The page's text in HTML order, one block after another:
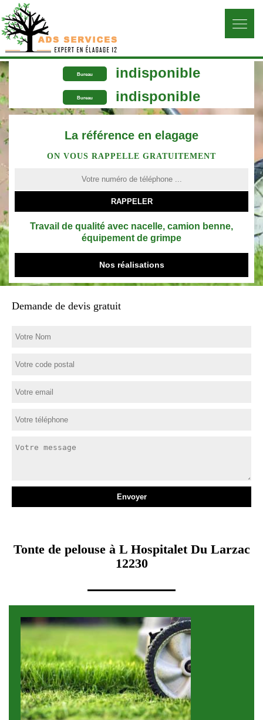
Bureau indisponible
Bureau indisponible
La référence en elagage
ON VOUS RAPPELLE GRATUITEMENT
Travail de qualité avec nacelle, camion benne,
équipement de grimpe
Nos réalisations
Demande de devis gratuit
Tonte de pelouse à L Hospitalet Du Larzac
12230